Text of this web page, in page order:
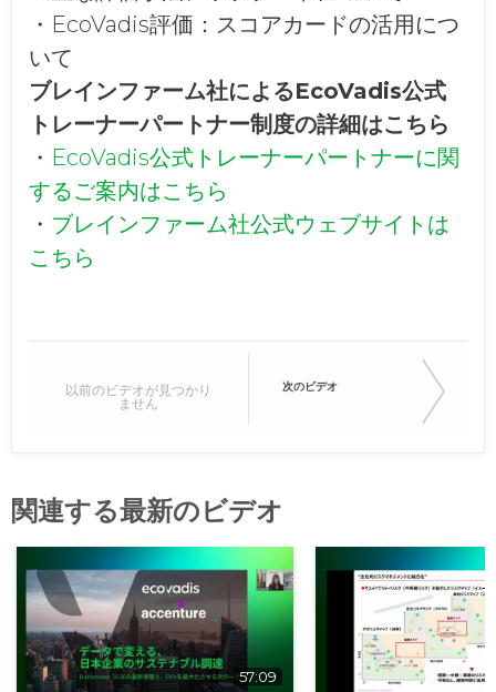
・EcoVadis評価：スコアカードの活用につ
いて
ブレインファーム社によるEcoVadis公式
トレーナーパートナー制度の詳細はこちら
・ EcoVadis公式トレーナーパートナーに関
するご案内はこちら
・ ブレインファーム社公式ウェブサイトは
こちら
以前のビデオが見つかり
ません
次のビデオ
関連する最新のビデオ
57:09